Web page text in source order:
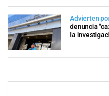
Advierten
denuncia
la